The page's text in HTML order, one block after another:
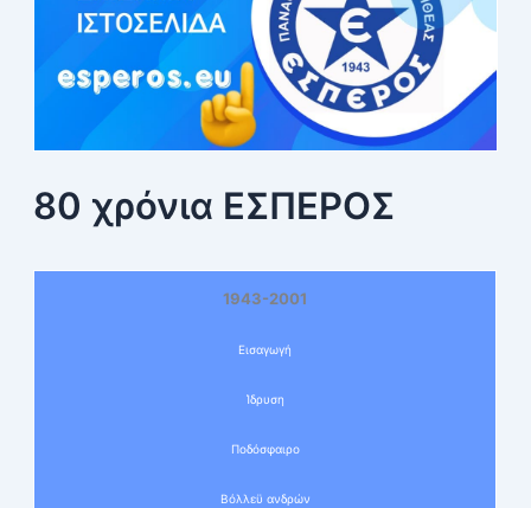
80 χρόνια ΕΣΠΕΡΟΣ
1943-2001
Εισαγωγή
Ίδρυση
Ποδόσφαιρο
Βόλλεϋ ανδρών